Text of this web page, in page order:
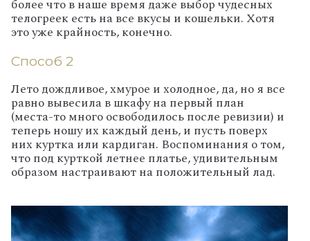
более что в наше время даже выбор чудесных
телогреек есть на все вкусы и кошельки. Хотя
это уже крайность, конечно.
Способ 2
Лето дождливое, хмурое и холодное, да, но я все
равно вывесила в шкафу на первый план
(места-то много освободилось после ревизии) и
теперь ношу их каждый день, и пусть поверх
них куртка или кардиган. Воспоминания о том,
что под курткой летнее платье, удивительным
образом настраивают на положительный лад.